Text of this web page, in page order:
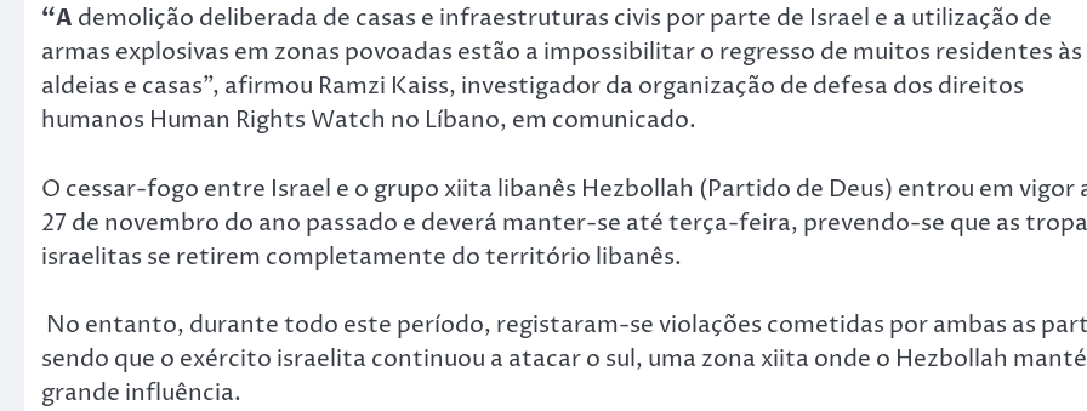
“A demolição deliberada de casas e infraestruturas civis por parte de Israel e a utilização de
armas explosivas em zonas povoadas estão a impossibilitar o regresso de muitos residentes às
aldeias e casas”, afirmou Ramzi Kaiss, investigador da organização de defesa dos direitos
humanos Human Rights Watch no Líbano, em comunicado.
O cessar-fogo entre Israel e o grupo xiita libanês Hezbollah (Partido de Deus) entrou em vigor
27 de novembro do ano passado e deverá manter-se até terça-feira, prevendo-se que as
israelitas se retirem completamente do território libanês.
No entanto, durante todo este período, registaram-se violações cometidas por ambas as
sendo que o exército israelita continuou a atacar o sul, uma zona xiita onde o Hezbollah
grande influência.